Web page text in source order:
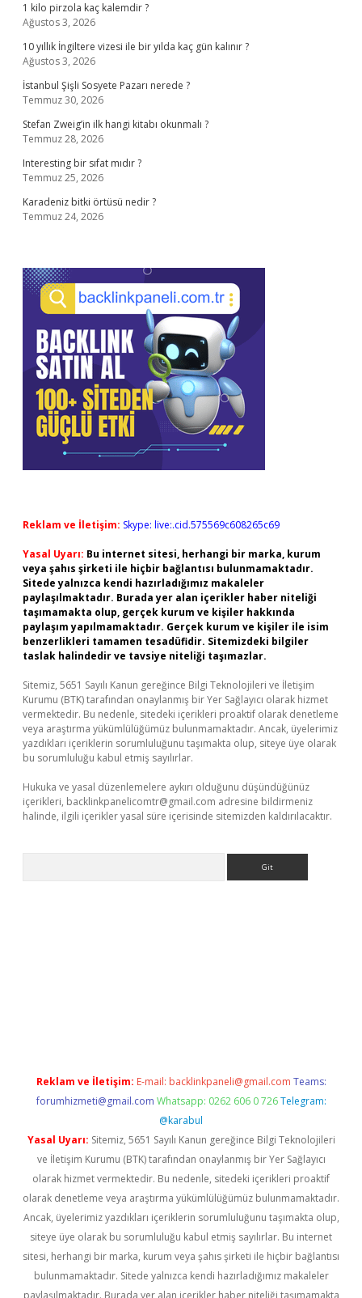
1 kilo pirzola kaç kalemdir ?
Ağustos 3, 2026
10 yıllık İngiltere vizesi ile bir yılda kaç gün kalınır ?
Ağustos 3, 2026
İstanbul Şişli Sosyete Pazarı nerede ?
Temmuz 30, 2026
Stefan Zweig’in ilk hangi kitabı okunmalı ?
Temmuz 28, 2026
Interesting bir sıfat mıdır ?
Temmuz 25, 2026
Karadeniz bitki örtüsü nedir ?
Temmuz 24, 2026
Reklam ve İletişim: Skype: live:.cid.575569c608265c69
Yasal Uyarı: Bu internet sitesi, herhangi bir marka, kurum
veya şahıs şirketi ile hiçbir bağlantısı bulunmamaktadır.
Sitede yalnızca kendi hazırladığımız makaleler
paylaşılmaktadır. Burada yer alan içerikler haber niteliği
taşımamakta olup, gerçek kurum ve kişiler hakkında
paylaşım yapılmamaktadır. Gerçek kurum ve kişiler ile isim
benzerlikleri tamamen tesadüfidir. Sitemizdeki bilgiler
taslak halindedir ve tavsiye niteliği taşımazlar.
Sitemiz, 5651 Sayılı Kanun gereğince Bilgi Teknolojileri ve İletişim
Kurumu (BTK) tarafından onaylanmış bir Yer Sağlayıcı olarak hizmet
vermektedir. Bu nedenle, sitedeki içerikleri proaktif olarak denetleme
veya araştırma yükümlülüğümüz bulunmamaktadır. Ancak, üyelerimiz
yazdıkları içeriklerin sorumluluğunu taşımakta olup, siteye üye olarak
bu sorumluluğu kabul etmiş sayılırlar.
Hukuka ve yasal düzenlemelere aykırı olduğunu düşündüğünüz
içerikleri, backlinkpanelicomtr@gmail.com adresine bildirmeniz
halinde, ilgili içerikler yasal süre içerisinde sitemizden kaldırılacaktır.
Reklam ve İletişim: E-mail: backlinkpaneli@gmail.com Teams:
forumhizmeti@gmail.com Whatsapp: 0262 606 0 726 Telegram:
@karabul
Yasal Uyarı: Sitemiz, 5651 Sayılı Kanun gereğince Bilgi Teknolojileri
ve İletişim Kurumu (BTK) tarafından onaylanmış bir Yer Sağlayıcı
olarak hizmet vermektedir. Bu nedenle, sitedeki içerikleri proaktif
olarak denetleme veya araştırma yükümlülüğümüz bulunmamaktadır.
Ancak, üyelerimiz yazdıkları içeriklerin sorumluluğunu taşımakta olup,
siteye üye olarak bu sorumluluğu kabul etmiş sayılırlar. Bu internet
sitesi, herhangi bir marka, kurum veya şahıs şirketi ile hiçbir bağlantısı
bulunmamaktadır. Sitede yalnızca kendi hazırladığımız makaleler
paylaşılmaktadır. Burada yer alan içerikler haber niteliği taşımamakta